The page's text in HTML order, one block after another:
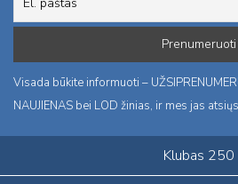
Visada būkite informuoti –
NAUJIENAS bei LOD žinias, ir mes jas
Klubas 250